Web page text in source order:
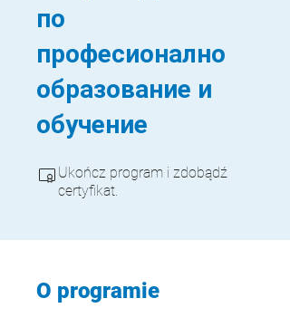
по
професионално
образование и
обучение
Ukończ program i zdobądź
certyfikat.
O programie